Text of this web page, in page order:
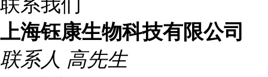
上海钰康生物科技有限公司
联系人 高先生